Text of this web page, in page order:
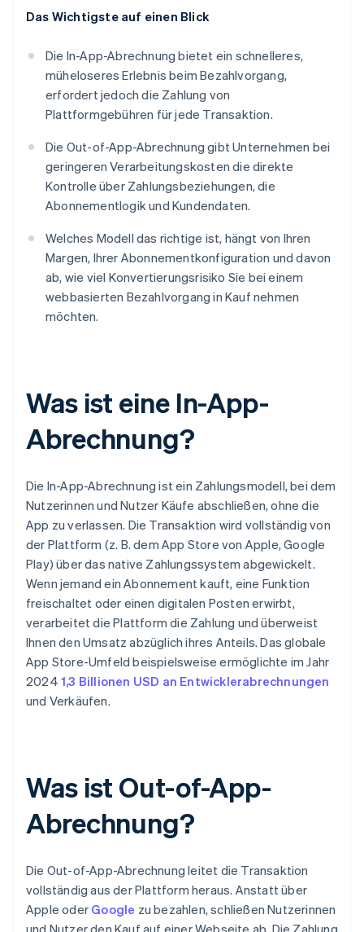
Das Wichtigste auf einen Blick
Die In-App-Abrechnung bietet ein schnelleres,
müheloseres Erlebnis beim Bezahlvorgang,
erfordert jedoch die Zahlung von
Plattformgebühren für jede Transaktion.
Die Out-of-App-Abrechnung gibt Unternehmen bei
geringeren Verarbeitungskosten die direkte
Kontrolle über Zahlungsbeziehungen, die
Abonnementlogik und Kundendaten.
Welches Modell das richtige ist, hängt von Ihren
Margen, Ihrer Abonnementkonfiguration und davon
ab, wie viel Konvertierungsrisiko Sie bei einem
webbasierten Bezahlvorgang in Kauf nehmen
möchten.
Was ist eine In-App-
Abrechnung?
Die In-App-Abrechnung ist ein Zahlungsmodell, bei dem
Nutzerinnen und Nutzer Käufe abschließen, ohne die
App zu verlassen. Die Transaktion wird vollständig von
der Plattform (z. B. dem App Store von Apple, Google
Play) über das native Zahlungssystem abgewickelt.
Wenn jemand ein Abonnement kauft, eine Funktion
freischaltet oder einen digitalen Posten erwirbt,
verarbeitet die Plattform die Zahlung und überweist
Ihnen den Umsatz abzüglich ihres Anteils. Das globale
App Store-Umfeld beispielsweise ermöglichte im Jahr
2024 1,3 Billionen USD an Entwicklerabrechnungen
und Verkäufen.
Was ist Out-of-App-
Abrechnung?
Die Out-of-App-Abrechnung leitet die Transaktion
vollständig aus der Plattform heraus. Anstatt über
Apple oder Google zu bezahlen, schließen Nutzerinnen